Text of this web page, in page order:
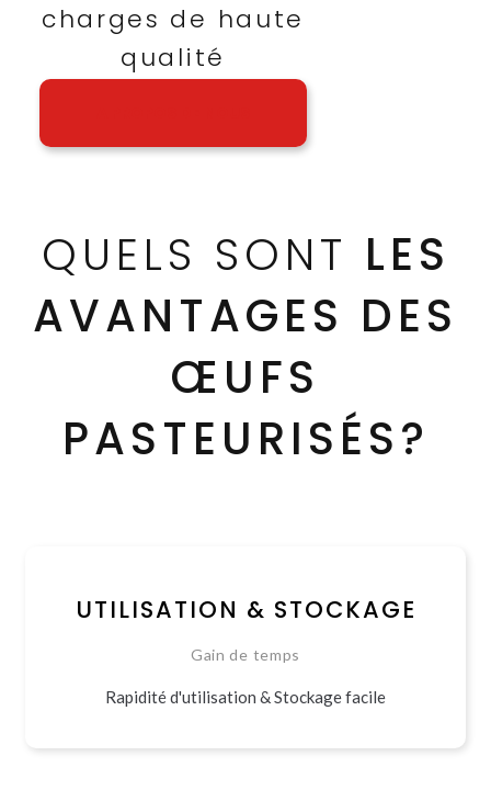
charges de haute
qualité
QUELS SONT LES
AVANTAGES DES
ŒUFS
PASTEURISÉS?
UTILISATION & STOCKAGE
Gain de temps
Rapidité d'utilisation & Stockage facile